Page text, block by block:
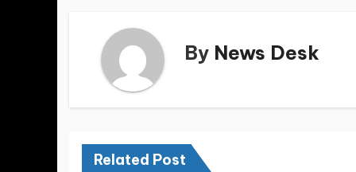
By News Desk
Related Post